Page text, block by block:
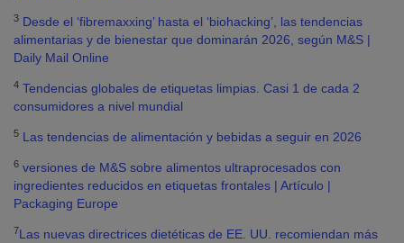
3 Desde el ‘fibremaxxing’ hasta el ‘biohacking’, las tendencias
alimentarias y de bienestar que dominarán 2026, según M&S |
Daily Mail Online
4 Tendencias globales de etiquetas limpias. Casi 1 de cada 2
consumidores a nivel mundial
5 Las tendencias de alimentación y bebidas a seguir en 2026
6 versiones de M&S sobre alimentos ultraprocesados con
ingredientes reducidos en etiquetas frontales | Artículo |
Packaging Europe
7Las nuevas directrices dietéticas de EE. UU. recomiendan más